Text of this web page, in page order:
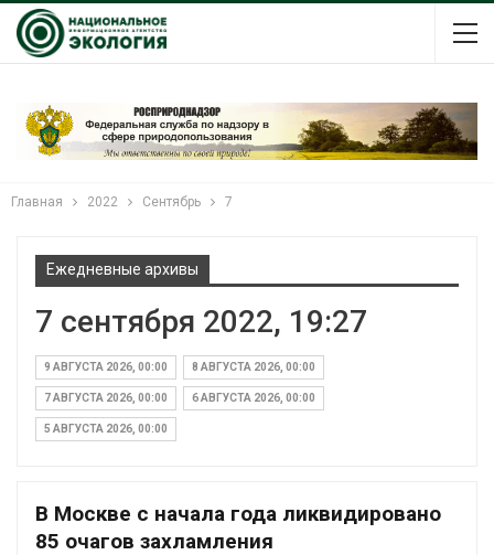
Главная 2022 Сентябрь 7
Ежедневные архивы
7 сентября 2022, 19:27
9 АВГУСТА 2026, 00:00 8 АВГУСТА 2026, 00:00
7 АВГУСТА 2026, 00:00 6 АВГУСТА 2026, 00:00
5 АВГУСТА 2026, 00:00
В Москве с начала года ликвидировано
85 очагов захламления